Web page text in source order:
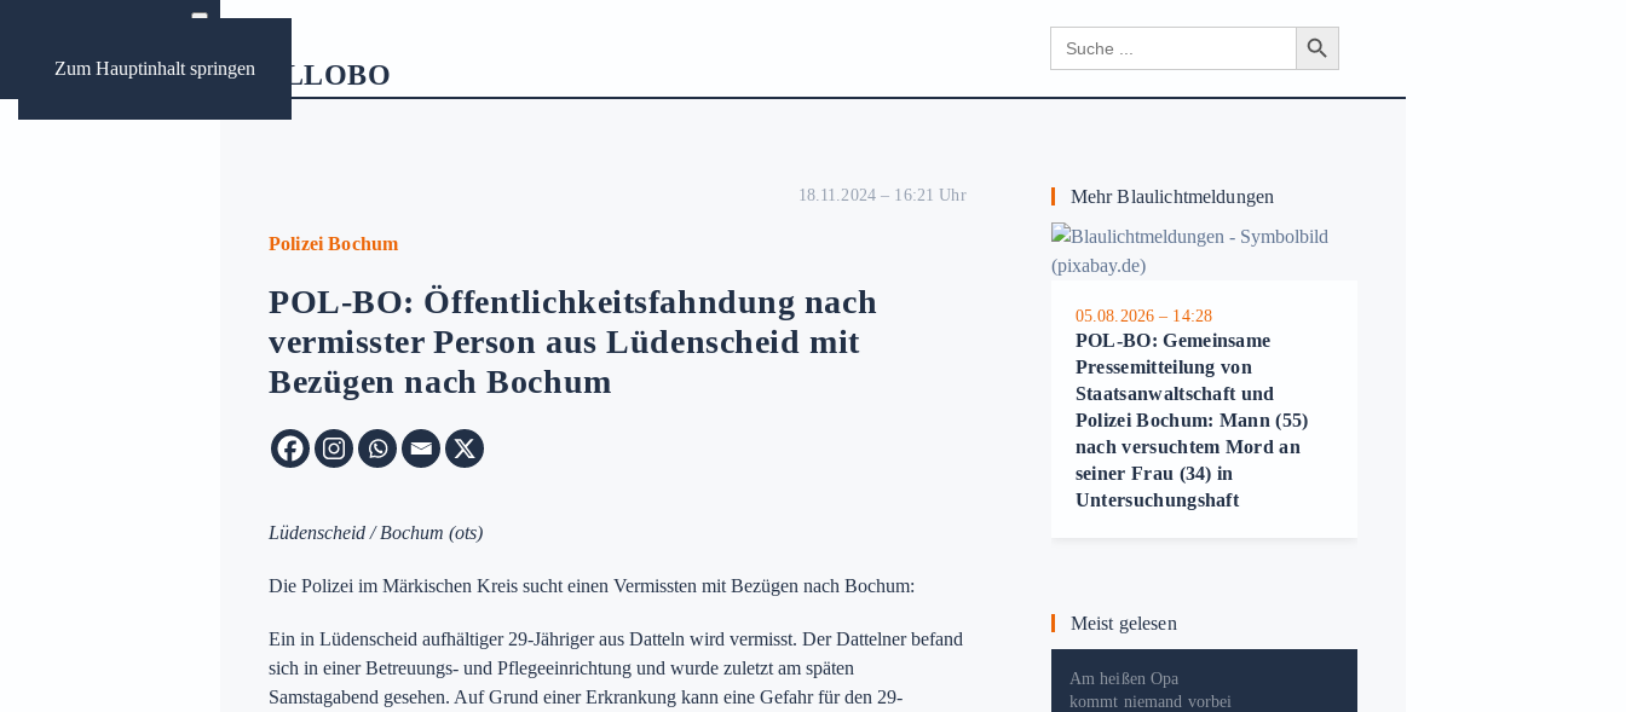
Zum Hauptinhalt springen
Search
for:
Search Button
18.11.2024 – 16:21 Uhr
Polizei Bochum
POL-BO: Öffentlichkeitsfahndung nach
vermisster Person aus Lüdenscheid mit
Bezügen nach Bochum
Lüdenscheid / Bochum (ots)
Die Polizei im Märkischen Kreis sucht einen Vermissten mit Bezügen nach Bochum:
Ein in Lüdenscheid aufhältiger 29-Jähriger aus Datteln wird vermisst. Der Dattelner befand
sich in einer Betreuungs- und Pflegeeinrichtung und wurde zuletzt am späten
Samstagabend gesehen. Auf Grund einer Erkrankung kann eine Gefahr für den 29-
Mehr Blaulichtmeldungen
05.08.2026 – 14:28
POL-BO: Gemeinsame
Pressemitteilung von
Staatsanwaltschaft und
Polizei Bochum: Mann (55)
nach versuchtem Mord an
seiner Frau (34) in
Untersuchungshaft
Meist gelesen
Am heißen Opa
kommt niemand vorbei